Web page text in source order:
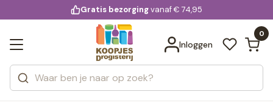
voor 20:00 uur besteld
Gratis bezorgingvanaf € 74,95
Inloggen
0
Zoeken
Categorieën
Merken
Bekijk alle resultaten